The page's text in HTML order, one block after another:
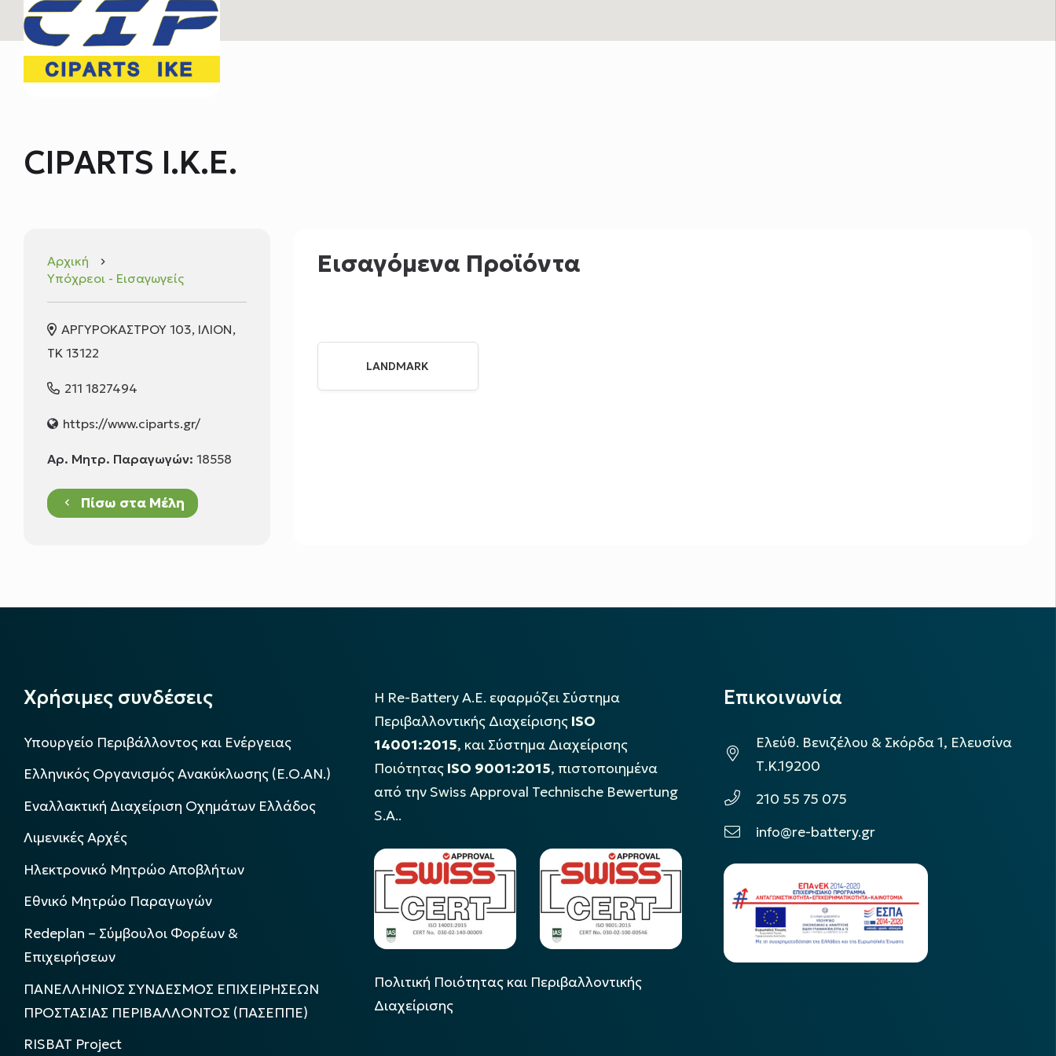
CIPARTS Ι.Κ.Ε.
Αρχική keyboard_arrow_right
Υπόχρεοι - Εισαγωγείς
ΑΡΓΥΡΟΚΑΣΤΡΟΥ 103, ΙΛΙΟΝ,
ΤΚ 13122
211 1827494
https://www.ciparts.gr/
Αρ. Μητρ. Παραγωγών: 18558
keyboard_arrow_left Πίσω στα Μέλη
Εισαγόμενα Προϊόντα
LANDMARK
Χρήσιμες συνδέσεις
Υπουργείο Περιβάλλοντος και Ενέργειας
Ελληνικός Οργανισμός Ανακύκλωσης (Ε.Ο.ΑΝ.)
Εναλλακτική Διαχείριση Οχημάτων Ελλάδος
Λιμενικές Αρχές
Ηλεκτρονικό Μητρώο Αποβλήτων
Εθνικό Μητρώο Παραγωγών
Redeplan – Σύμβουλοι Φορέων &
Επιχειρήσεων
ΠΑΝΕΛΛΗΝΙΟΣ ΣΥΝΔΕΣΜΟΣ ΕΠΙΧΕΙΡΗΣΕΩΝ
ΠΡΟΣΤΑΣΙΑΣ ΠΕΡΙΒΑΛΛΟΝΤΟΣ (ΠΑΣΕΠΠΕ)
RISBAT Project
Η Re-Battery Α.Ε. εφαρμόζει Σύστημα
Περιβαλλοντικής Διαχείρισης ISO
14001:2015, και Σύστημα Διαχείρισης
Ποιότητας ISO 9001:2015, πιστοποιημένα
από την Swiss Approval Technische Bewertung
S.A..
Πολιτική Ποιότητας και Περιβαλλοντικής
Διαχείρισης
Επικοινωνία
Ελεύθ. Βενιζέλου & Σκόρδα 1, Ελευσίνα
Τ.Κ.19200
210 55 75 075
info@re-battery.gr